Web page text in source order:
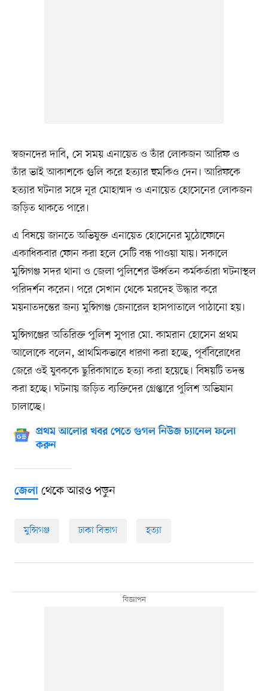
স্বজনদের দাবি, সে সময় এনায়েত ও তাঁর লোকজন আরিফ ও
তাঁর ভাই আকাশকে গুলি করে হত্যার হুমকিও দেন। আরিফকে
হত্যার ঘটনার সঙ্গে নূর মোহাম্মদ ও এনায়েত হোসেনের লোকজন
জড়িত থাকতে পারে।
এ বিষয়ে জানতে অভিযুক্ত এনায়েত হোসেনের মুঠোফোনে
একাধিকবার ফোন করা হলে সেটি বন্ধ পাওয়া যায়। সকালে
মুন্সিগঞ্জ সদর থানা ও জেলা পুলিশের ঊর্ধ্বতন কর্মকর্তারা ঘটনাস্থল
পরিদর্শন করেন। পরে সেখান থেকে মরদেহ উদ্ধার করে
ময়নাতদন্তের জন্য মুন্সিগঞ্জ জেনারেল হাসপাতালে পাঠানো হয়।
মুন্সিগঞ্জের অতিরিক্ত পুলিশ সুপার মো. কামরান হোসেন প্রথম
আলোকে বলেন, প্রাথমিকভাবে ধারণা করা হচ্ছে, পূর্ববিরোধের
জেরে ওই যুবককে ছুরিকাঘাতে হত্যা করা হয়েছে। বিষয়টি তদন্ত
করা হচ্ছে। ঘটনায় জড়িত ব্যক্তিদের গ্রেপ্তারে পুলিশ অভিযান
চালাচ্ছে।
প্রথম আলোর খবর পেতে গুগল নিউজ চ্যানেল ফলো
করুন
জেলাথেকে আরও পড়ুন
মুন্সিগঞ্জ ঢাকা বিভাগ হত্যা